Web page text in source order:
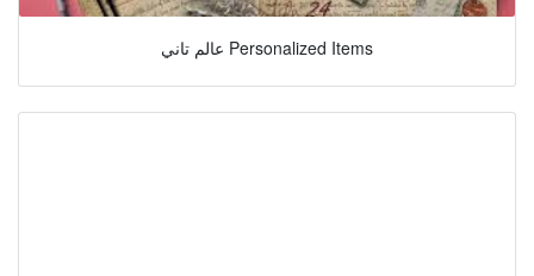
عالم تاني Personalized Items